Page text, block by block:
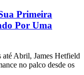
Primeira
Por Uma
até Abril, James Hetfield
no palco desde os